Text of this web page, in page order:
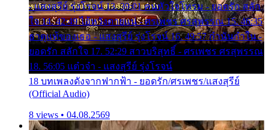
- แสงสุรีย์ รุ่งโรจน์ 13. 39:01 คนหัวใจโทรม - ยอดรัก สลัก
ใจ 14. 42:49 ไอ้หวังตายแน่ - ศรเพชร ศรสุพรรณ 15. 46:35
ธาตุแท้ของเธอ - แสงสุรีย์ รุ่งโรจน์ 16. 49:57 กำนันกำใน -
ยอดรัก สลักใจ 17. 52:29 สาวบริสุทธิ์ - ศรเพชร ศรสุพรรณ
18. 56:05 แต๋วจ๋า - แสงสุรีย์ รุ่งโรจน์
18 บทเพลงดังจากฟากฟ้า - ยอดรัก/ศรเพชร/แสงสุรีย์
(Official Audio)
8 views • 04.08.2569